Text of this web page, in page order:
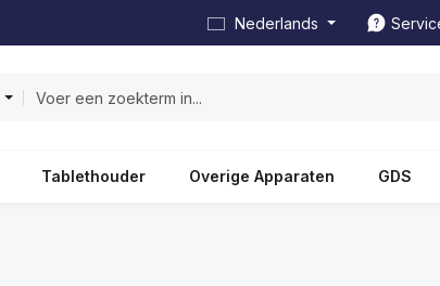
Nederlands
Tablethouder Overige Apparaten GDS